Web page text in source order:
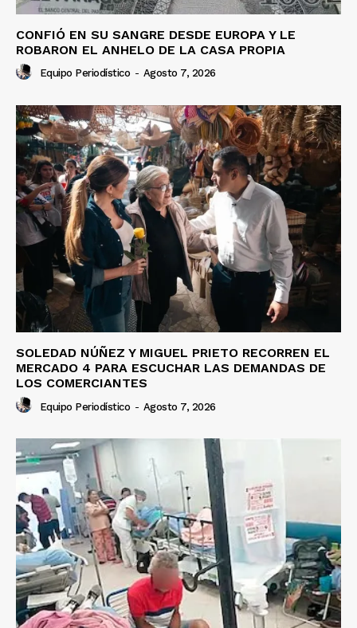
CONFIÓ EN SU SANGRE DESDE EUROPA Y LE
ROBARON EL ANHELO DE LA CASA PROPIA
Equipo Periodístico - Agosto 7, 2026
SOLEDAD NÚÑEZ Y MIGUEL PRIETO RECORREN EL
MERCADO 4 PARA ESCUCHAR LAS DEMANDAS DE
LOS COMERCIANTES
Equipo Periodístico - Agosto 7, 2026